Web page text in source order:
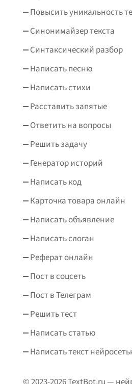
Повысить уникальность
Синонимайзер текста
Синтаксический разбор
Написать песню
Написать стихи
Расставить запятые
Ответить на вопросы
Решить задачу
Генератор историй
Написать код
Карточка товара онлайн
Написать объявление
Написать слоган
Реферат онлайн
Пост в соцсеть
Пост в Телеграм
Решить тест
Написать статью
Написать текст